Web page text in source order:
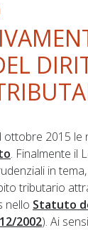
ottobre 2015 le
. Finalmente il
in
tributario
nello Statuto
2002). Ai